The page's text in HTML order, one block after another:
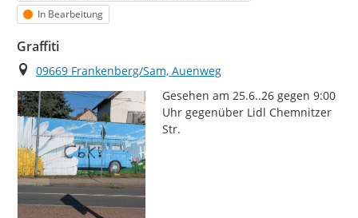
Status
In Bearbeitung
Graffiti
Ort
09669 Frankenberg/Sam, Auenweg
Gesehen am 25.6..26 gegen 9:00
Uhr gegenüber Lidl Chemnitzer
Str.